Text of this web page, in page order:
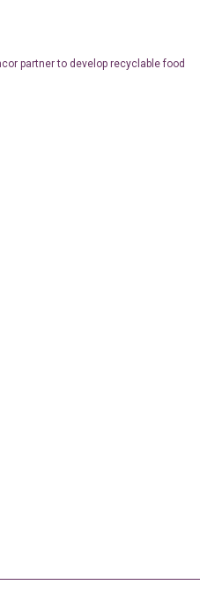
partner to develop recyclable food